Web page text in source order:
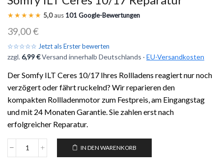
★★★★★ 5,0aus 101 Google-Bewertungen
39,00€
☆☆☆☆☆ Jetzt als Erster bewerten
zzgl.6,99 €Versand innerhalb Deutschlands · EU-Versandkosten
Der Somfy ILT Ceres 10/17 Ihres Rollladens reagiert nur noch
verzögert oder fährt ruckelnd? Wir reparieren den
kompakten Rollladenmotor zum Festpreis, am Eingangstag
und mit 24 Monaten Garantie. Sie zahlen erst nach
erfolgreicher Reparatur.
IN DEN WARENKORB